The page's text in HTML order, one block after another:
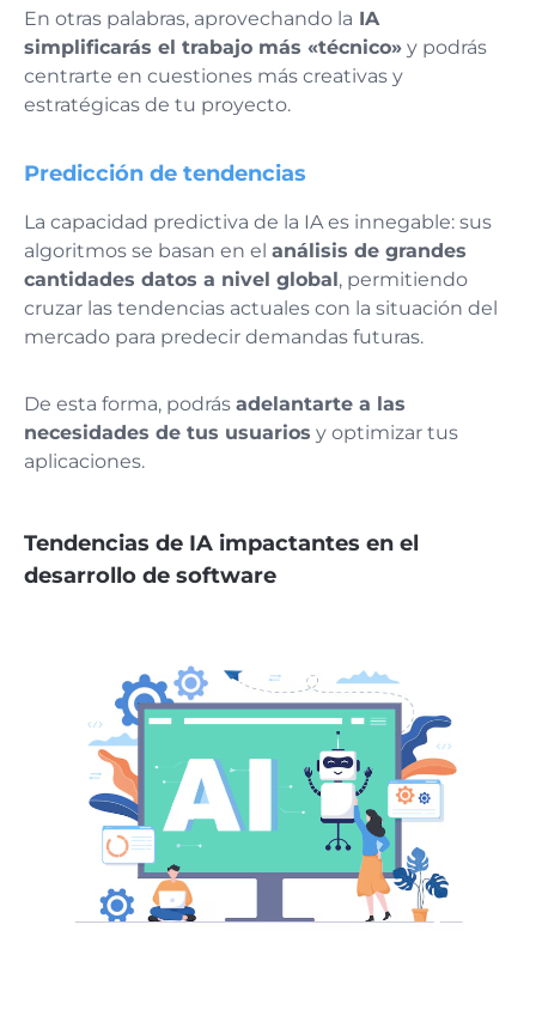
En otras palabras, aprovechando la IA
simplificarás el trabajo más «técnico» y podrás
centrarte en cuestiones más creativas y
estratégicas de tu proyecto.
Predicción de tendencias
La capacidad predictiva de la IA es innegable: sus
algoritmos se basan en el análisis de grandes
cantidades datos a nivel global, permitiendo
cruzar las tendencias actuales con la situación del
mercado para predecir demandas futuras.
De esta forma, podrás adelantarte a las
necesidades de tus usuarios y optimizar tus
aplicaciones.
Tendencias de IA impactantes en el
desarrollo de software